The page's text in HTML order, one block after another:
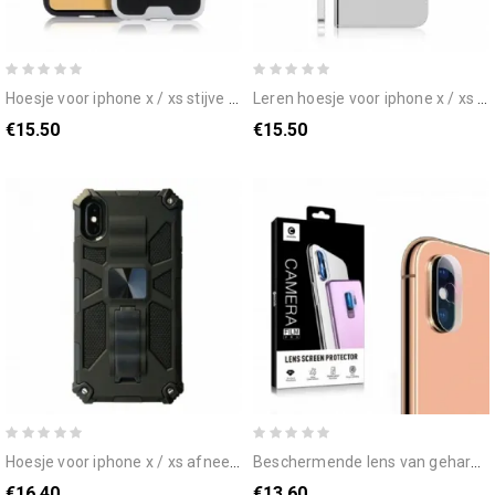
hoesje voor iphone x / xs stijve kaarthouder
€15.50
leren hoesje voor iphone x / xs spiegel van kunstleer
€15.50
hoesje voor iphone x / xs afneembaar met verwijderbare steun beschermende lens van gehard glas voor iphone xs / xs max